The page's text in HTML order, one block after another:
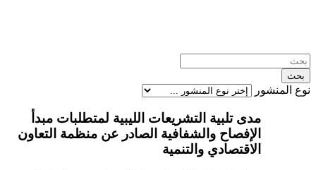
نوع المنشور
مدى تلبية التشريعات الليبية لمتطلبات مبدأ
الإفصاح والشفافية الصادر عن منظمة التعاون
الاقتصادي والتنمية